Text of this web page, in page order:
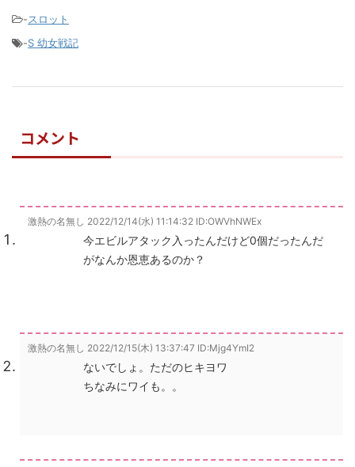
-スロット
-S 幼女戦記
コメント
激熱の名無し 2022/12/14(水) 11:14:32 ID:OWVhNWEx
今エビルアタック入ったんだけど0個だったんだ
がなんか恩恵あるのか？
激熱の名無し 2022/12/15(木) 13:37:47 ID:Mjg4YmI2
ないでしょ。ただのヒキヨワ
ちなみにワイも。。